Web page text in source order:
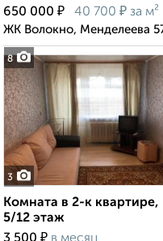
8
650 000 ₽ 40 700 ₽ за м²
ЖК Волокно, Менделеева
3
Комната в 2-к
5/12 этаж
₽